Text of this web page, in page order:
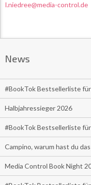
l.niedree@media-control.de
News
#BookTok Bestsellerliste
Halbjahressieger 2026
#BookTok Bestsellerliste
Campino, warum hast du
Media Control Book Night